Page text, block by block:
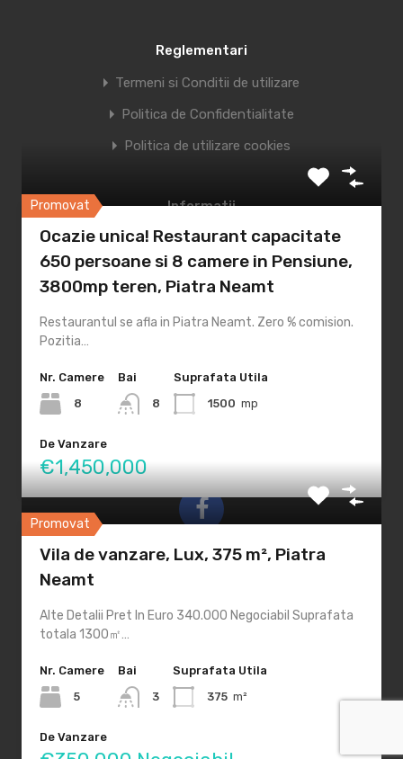
Acest site folosește Akismet pentru a reduce
comentariilor tale.
Promovat
Ocazie unica! Restaurant capacitate
650 persoane si 8 camere in Pensiune,
3800mp teren, Piatra Neamt
Restaurantul se afla in Piatra Neamt. Zero % comision.
Pozitia…
Nr. Camere
8
Bai
8
Suprafata Utila
1500 mp
De Vanzare
€1,450,000
Promovat
Vila de vanzare, Lux, 375 m², Piatra
Neamt
Alte Detalii Pret In Euro 340.000 Negociabil Suprafata
totala 1300㎡…
Nr. Camere
5
Bai
3
Suprafata Utila
375 m²
De Vanzare
Reglementari
Termeni si Conditii de utilizare
Politica de Confidentialitate
Politica de utilizare cookies
Informatii
Despre Noi
Servicii
ANPC
Program de Lucru
L-V / 9:00-17:00